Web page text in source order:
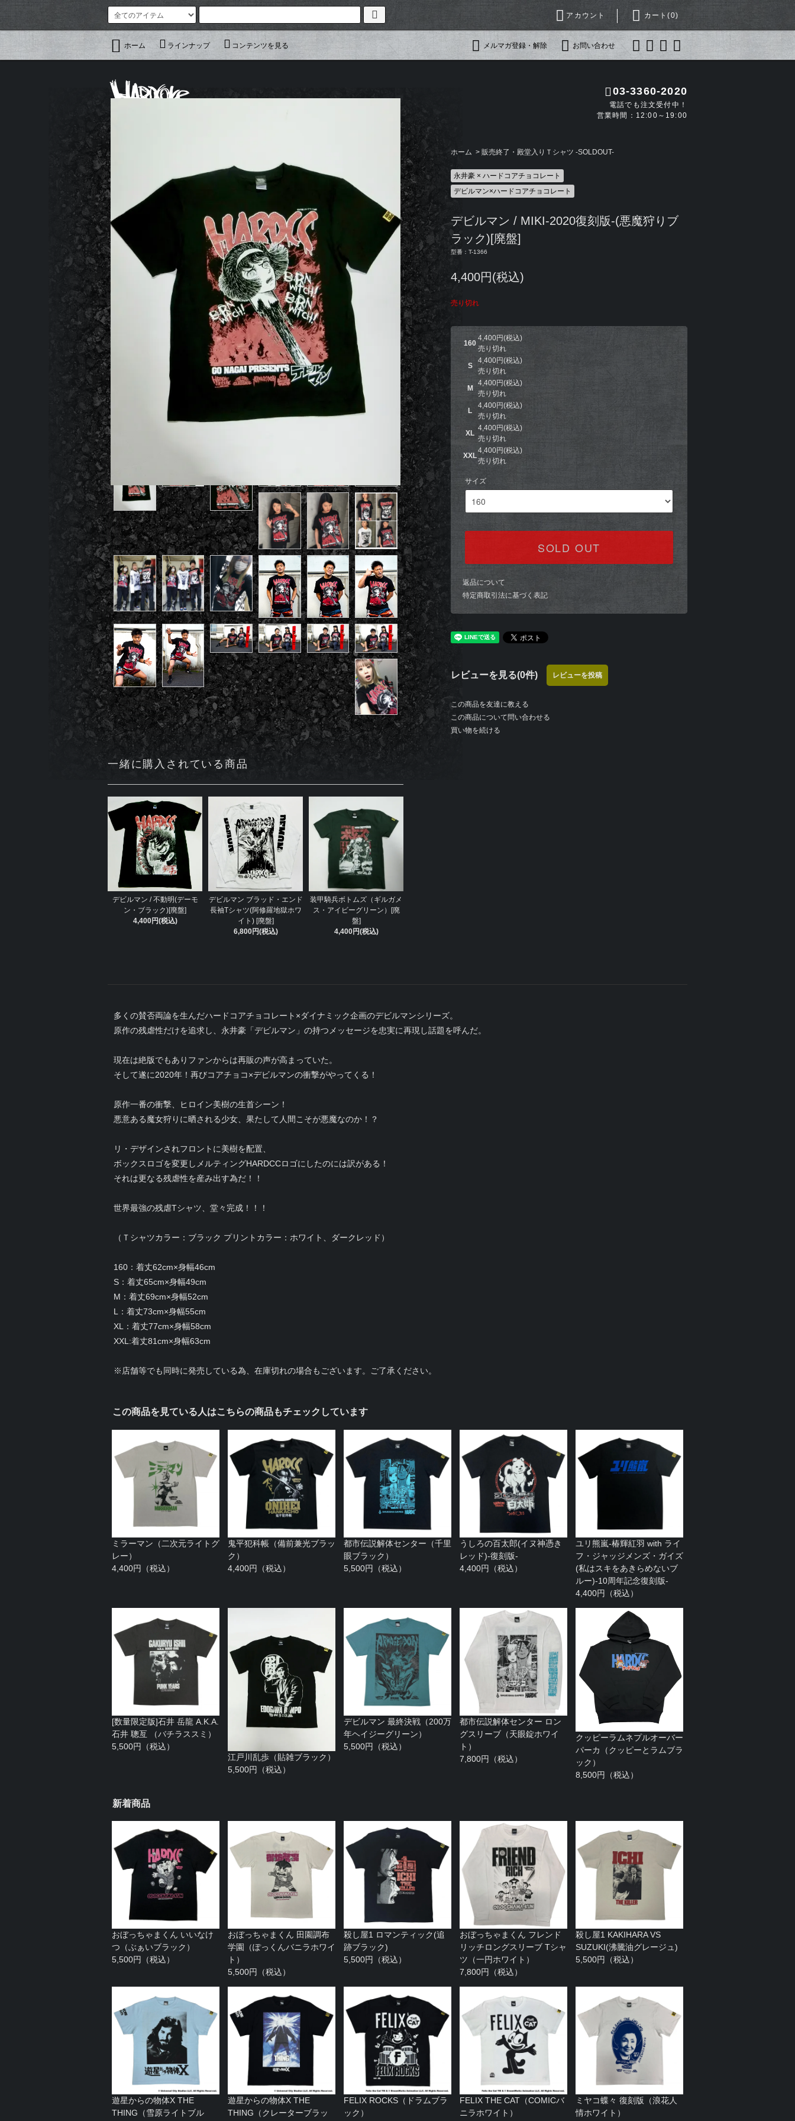
アカウント カート(0)
ホーム ラインナップ コンテンツを見る メルマガ登録・解除 お問い合わせ
03-3360-2020
電話でも注文受付中！
営業時間：12:00～19:00
一緒に購入されている商品
デビルマン / 不動明(デーモ
ン・ブラック)[廃盤]
4,400円(税込)
デビルマン ブラッド・エンド
長袖Tシャツ(阿修羅地獄ホワ
イト) [廃盤]
6,800円(税込)
装甲騎兵ボトムズ（ギルガメ
ス・アイビーグリーン）[廃
盤]
4,400円(税込)
ホーム > 販売終了・殿堂入りＴシャツ -SOLDOUT-
永井豪 × ハードコアチョコレート
デビルマン×ハードコアチョコレート
デビルマン / MIKI-2020復刻版-(悪魔狩りブ
ラック)[廃盤]
型番：T-1366
4,400円(税込)
売り切れ
160
4,400円(税込)
売り切れ
S
4,400円(税込)
売り切れ
M
4,400円(税込)
売り切れ
L
4,400円(税込)
売り切れ
XL
4,400円(税込)
売り切れ
XXL
4,400円(税込)
売り切れ
サイズ
SOLD OUT
返品について
特定商取引法に基づく表記
レビューを見る(0件) レビューを投稿
この商品を友達に教える
この商品について問い合わせる
買い物を続ける
多くの賛否両論を生んだハードコアチョコレート×ダイナミック企画のデビルマンシリーズ。
原作の残虐性だけを追求し、永井豪「デビルマン」の持つメッセージを忠実に再現し話題を呼んだ。
現在は絶版でもありファンからは再販の声が高まっていた。
そして遂に2020年！再びコアチョコ×デビルマンの衝撃がやってくる！
原作一番の衝撃、ヒロイン美樹の生首シーン！
悪意ある魔女狩りに晒される少女、果たして人間こそが悪魔なのか！？
リ・デザインされフロントに美樹を配置、
ボックスロゴを変更しメルティングHARDCCロゴにしたのには訳がある！
それは更なる残虐性を産み出す為だ！！
世界最強の残虐Tシャツ、堂々完成！！！
（Ｔシャツカラー：ブラック プリントカラー：ホワイト、ダークレッド）
160：着丈62cm×身幅46cm
S：着丈65cm×身幅49cm
M：着丈69cm×身幅52cm
L：着丈73cm×身幅55cm
XL：着丈77cm×身幅58cm
XXL:着丈81cm×身幅63cm
※店舗等でも同時に発売している為、在庫切れの場合もございます。ご了承ください。
この商品を見ている人はこちらの商品もチェックしています
ミラーマン（二次元ライトグ
レー）
4,400円（税込）
鬼平犯科帳（備前兼光ブラッ
ク）
4,400円（税込）
都市伝説解体センター（千里
眼ブラック）
5,500円（税込）
うしろの百太郎(イヌ神憑き
レッド)-復刻版-
4,400円（税込）
ユリ熊嵐-椿輝紅羽 with ライ
フ・ジャッジメンズ・ガイズ
(私はスキをあきらめないブ
ルー)-10周年記念復刻版-
4,400円（税込）
[数量限定版]石井 岳龍 A.K.A.
石井 聰亙 （バチラススミ）
5,500円（税込）
江戸川乱歩（貼雑ブラック）
5,500円（税込）
デビルマン 最終決戦（200万
年ヘイジーグリーン）
5,500円（税込）
都市伝説解体センター ロン
グスリーブ（天眼錠ホワイ
ト）
7,800円（税込）
クッピーラムネプルオーバー
パーカ（クッピーとラムブラ
ック）
8,500円（税込）
新着商品
おぼっちゃまくん いいなけ
つ（ぶぁいブラック）
5,500円（税込）
おぼっちゃまくん 田園調布
学園（ぽっくんバニラホワイ
ト）
5,500円（税込）
殺し屋1 ロマンティック(追
跡ブラック)
5,500円（税込）
おぼっちゃまくん フレンド
リッチロングスリーブ Tシャ
ツ（一円ホワイト）
7,800円（税込）
殺し屋1 KAKIHARA VS
SUZUKI(沸騰油グレージュ)
5,500円（税込）
遊星からの物体X THE
THING（雪原ライトブル
遊星からの物体X THE
THING（クレーターブラッ
FELIX ROCKS（ドラムブラ
ック）
FELIX THE CAT（COMICバ
ニラホワイト）
ミヤコ蝶々 復刻版（浪花人
情ホワイト）